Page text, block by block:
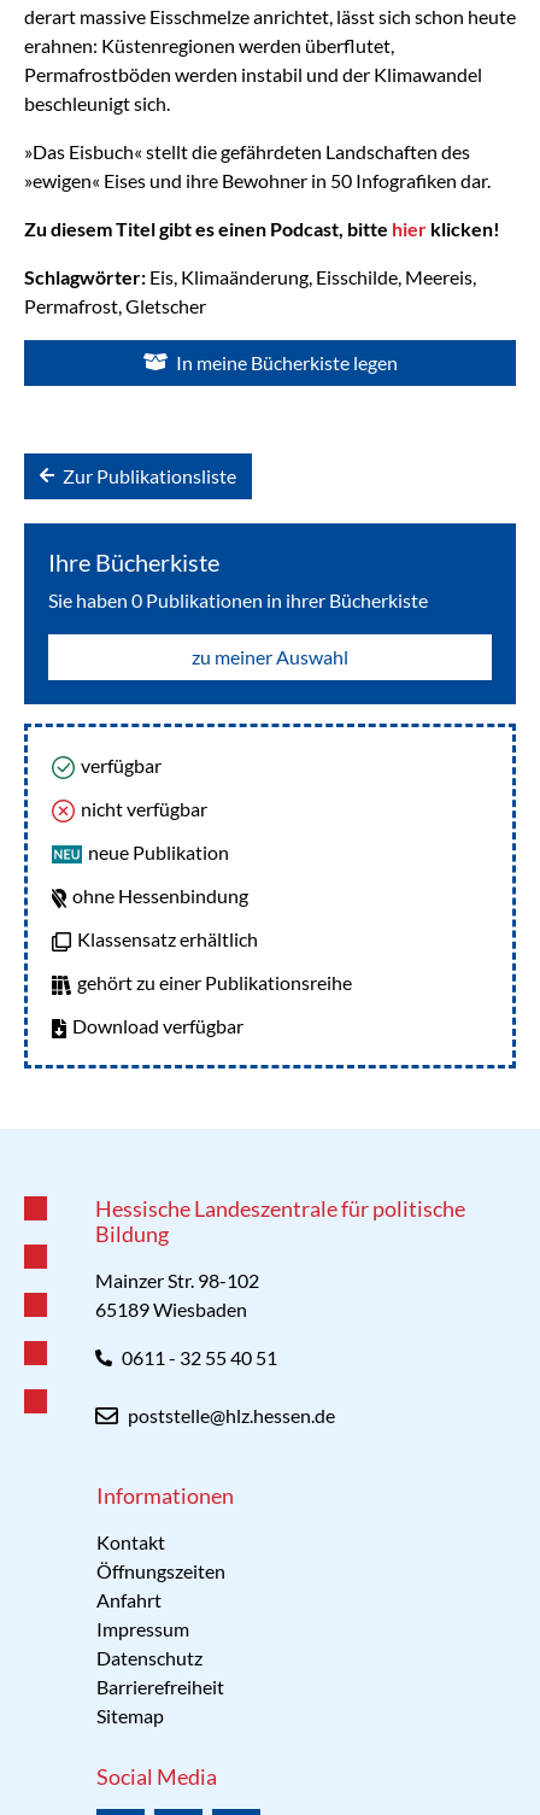
derart massive Eisschmelze anrichtet, lässt sich schon heute
erahnen: Küstenregionen werden überflutet,
Permafrostböden werden instabil und der Klimawandel
beschleunigt sich.
»Das Eisbuch« stellt die gefährdeten Landschaften des
»ewigen« Eises und ihre Bewohner in 50 Infografiken dar.
Zu diesem Titel gibt es einen Podcast, bitte hier klicken!
Schlagwörter: Eis, Klimaänderung, Eisschilde, Meereis,
Permafrost, Gletscher
In meine Bücherkiste legen
Zur Publikationsliste
Ihre Bücherkiste
Sie haben 0 Publikationen in ihrer Bücherkiste
zu meiner Auswahl
verfügbar
nicht verfügbar
neue Publikation
ohne Hessenbindung
Klassensatz erhältlich
gehört zu einer Publikationsreihe
Download verfügbar
Hessische Landeszentrale für politische
Bildung
Mainzer Str. 98-102
65189 Wiesbaden
0611 - 32 55 40 51
poststelle@hlz.hessen.de
Informationen
Kontakt
Öffnungszeiten
Anfahrt
Impressum
Datenschutz
Barrierefreiheit
Sitemap
Social Media